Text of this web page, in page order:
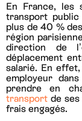
En France, les
transport public
plus de 40 %
région
direction de
déplacement
salarié. En
employeur
prendre en
transport de
frais engagés.